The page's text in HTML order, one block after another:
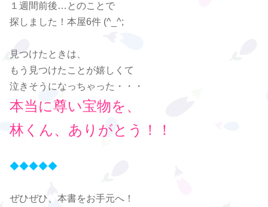
１週間前後…とのことで
探しました！本屋6件 (^_^;
見つけたときは、
もう見つけたことが嬉しくて
泣きそうになっちゃった・・・
本当に尊い宝物を、
林くん、ありがとう！！
◆◆◆◆◆
ぜひぜひ、本書をお手元へ！